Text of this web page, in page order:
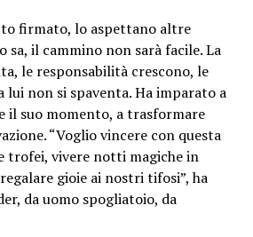
firmato, lo aspettano altre
sa, il cammino non sarà facile. La
le responsabilità crescono, le
lui non si spaventa. Ha imparato a
il suo momento, a trasformare
“Voglio vincere con questa
trofei, vivere notti magiche in
gioie ai nostri tifosi”, ha
da uomo spogliatoio, da